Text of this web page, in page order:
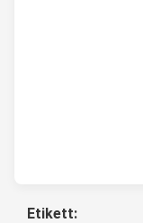
Etikett: